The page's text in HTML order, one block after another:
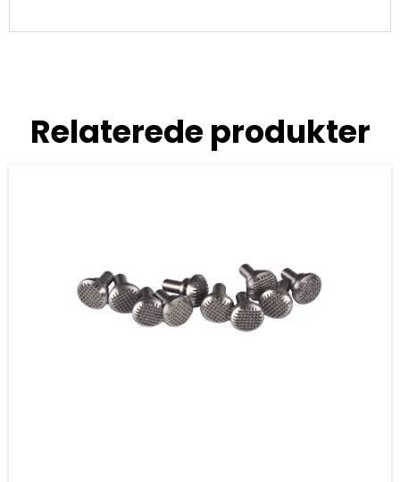
Relaterede produkter